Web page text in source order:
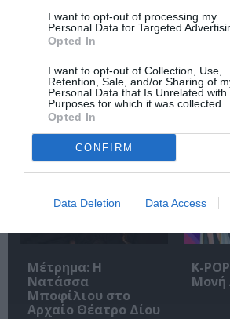
I want to opt-out of processing my
Personal Data for Targeted
Opted In
I want to opt-out of Collection, Use,
Retention, Sale, and/or Sharing of
Personal Data that Is Unrelated with
Purposes for which it was collected.
Opted In
CONFIRM
Data Deletion Data Access
Σταύρος Ξαρχάκος:
Ταξίδι στο φως στο
Θέατρο Λυκαβηττού
Η
Μέτρημα: Η
Νατάσσα
Μποφίλιου στο
Αρχαίο Θέατρο Δίου
K-
Μονή